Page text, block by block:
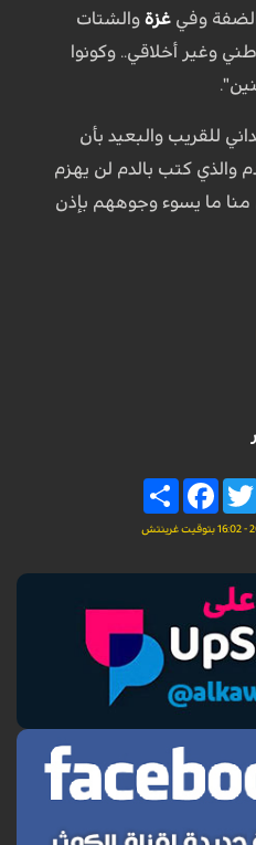
وفي غزةوالشتات
وغير أخلاقي.. وكونوا
للقريب والبعيد بأن
والذي كتب بالدم لن يهزم
منا ما يسوء وجوههم بإذن
Share
Facebook